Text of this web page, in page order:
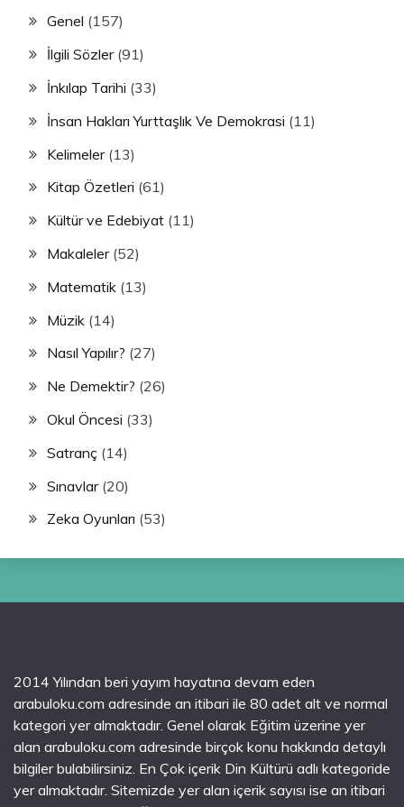
Genel (157)
İlgili Sözler(91)
İnkılap Tarihi (33)
İnsan Hakları Yurttaşlık Ve Demokrasi (11)
Kelimeler(13)
Kitap Özetleri (61)
Kültür ve Edebiyat (11)
Makaleler(52)
Matematik (13)
Müzik (14)
Nasıl Yapılır? (27)
Ne Demektir? (26)
Okul Öncesi (33)
Satranç (14)
Sınavlar(20)
Zeka Oyunları (53)
2014 Yılından beri yayım hayatına devam eden
arabuloku.com adresinde an itibari ile 80 adet alt ve normal
kategori yer almaktadır. Genel olarak Eğitim üzerine yer
alan arabuloku.com adresinde birçok konu hakkında detaylı
bilgiler bulabilirsiniz. En Çok içerik Din Kültürü adlı kategoride
yer almaktadır. Sitemizde yer alan içerik sayısı ise an itibari